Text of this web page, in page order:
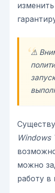
⚠️
Windows
можно
работу